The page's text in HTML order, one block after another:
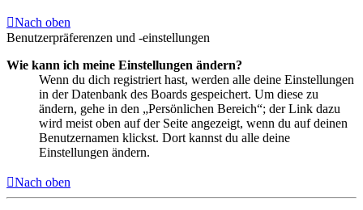
Nach oben
Benutzerpräferenzen und -einstellungen
Wie kann ich meine Einstellungen ändern?
Wenn du dich registriert hast, werden alle deine Einstellungen
in der Datenbank des Boards gespeichert. Um diese zu
ändern, gehe in den „Persönlichen Bereich“; der Link dazu
wird meist oben auf der Seite angezeigt, wenn du auf deinen
Benutzernamen klickst. Dort kannst du alle deine
Einstellungen ändern.
Nach oben